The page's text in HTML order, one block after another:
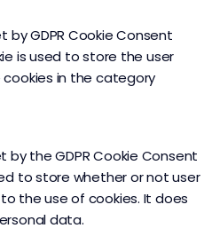
by GDPR Cookie Consent
is used to store the user
in the category
by the GDPR Cookie Consent
to store whether or not user
the use of cookies. It does
data.